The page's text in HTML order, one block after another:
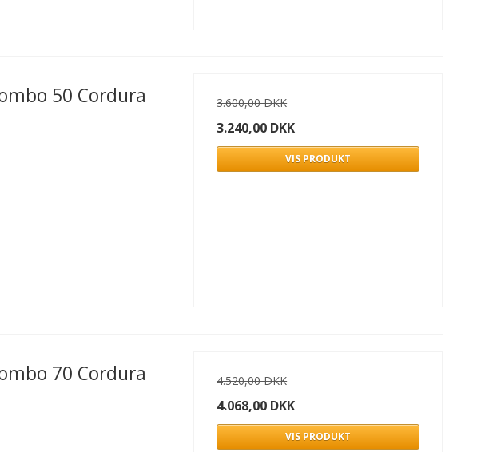
50 Cordura
3.600,00 DKK
3.240,00 DKK
VIS PRODUKT
70 Cordura
4.520,00 DKK
4.068,00 DKK
VIS PRODUKT